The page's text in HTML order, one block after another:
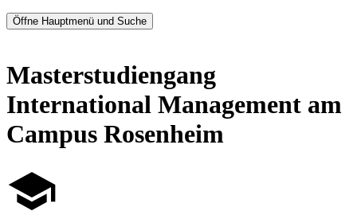
Öffne Hauptmenü und Suche
Masterstudiengang
International Management am
Campus Rosenheim